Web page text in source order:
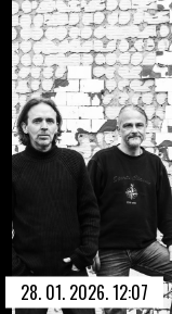
28. 01. 2026. 12:07